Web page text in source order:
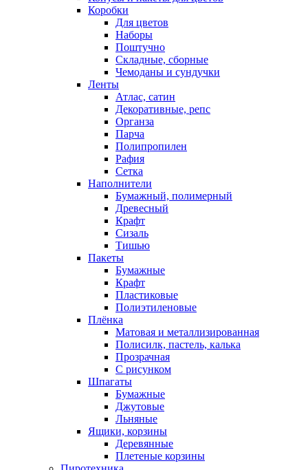
Коробки
Для цветов
Наборы
Поштучно
Складные, сборные
Чемоданы и сундучки
Ленты
Атлас, сатин
Декоративные, репс
Органза
Парча
Полипропилен
Рафия
Сетка
Наполнители
Бумажный, полимерный
Древесный
Крафт
Сизаль
Тишью
Пакеты
Бумажные
Крафт
Пластиковые
Полиэтиленовые
Плёнка
Матовая и металлизированная
Полисилк, пастель, калька
Прозрачная
С рисунком
Шпагаты
Бумажные
Джутовые
Льняные
Ящики, корзины
Деревянные
Плетеные корзины